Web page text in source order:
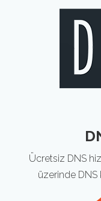
Ücretsiz DNS
üzerinde DNS